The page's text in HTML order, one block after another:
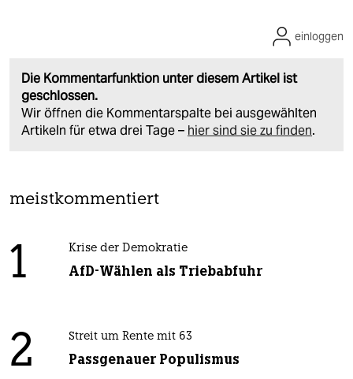
Die Kommentarfunktion unter diesem Artikel ist
geschlossen.
Wir öffnen die Kommentarspalte bei ausgewählten
Artikeln für etwa drei Tage – hier sind sie zu finden.
einloggen
meistkommentiert
1 Krise der Demokratie
AfD-Wählen als Triebabfuhr
2 Streit um Rente mit 63
Passgenauer Populismus